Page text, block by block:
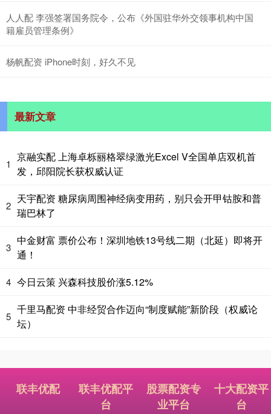
人人配 李强签署国务院令，公布《外国驻华外交领事机构中国
籍雇员管理条例》
杨帆配资 iPhone时刻，好久不见
最新文章
1
京融实配 上海卓栎丽格翠绿激光Excel V全国单店双机首
发，邱阳院长获权威认证
2
天宇配资 糖尿病周围神经病变用药，别只会开甲钴胺和普
瑞巴林了
3
中金财富 票价公布！深圳地铁13号线二期（北延）即将开
通！
4 今日云策 兴森科技股价涨5.12%
5
千里马配资 中非经贸合作迈向“制度赋能”新阶段（权威论
坛）
联丰优配
联丰优配平
台
股票配资专
业平台
十大配资平
台